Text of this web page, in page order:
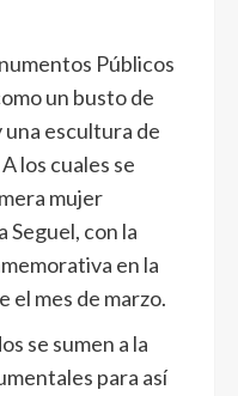
Públicos
un busto de
escultura de
los cuales se
mujer
Seguel, con la
en la
el mes de marzo.
se sumen a la
para así